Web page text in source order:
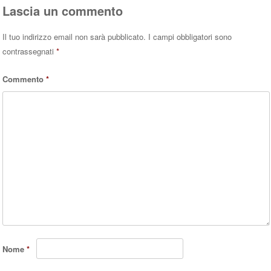
Lascia un commento
Il tuo indirizzo email non sarà pubblicato. I campi obbligatori sono
contrassegnati*
Commento*
Nome*